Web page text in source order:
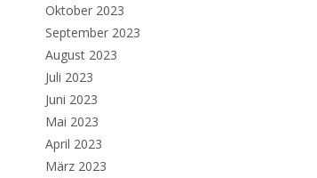
Oktober 2023
September 2023
August 2023
Juli 2023
Juni 2023
Mai 2023
April 2023
März 2023